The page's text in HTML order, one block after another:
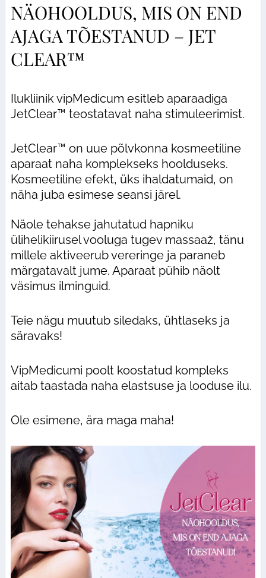
NÄOHOOLDUS, MIS ON END
AJAGA TÕESTANUD – JET
CLEAR™
Ilukliinik vipMedicum esitleb aparaadiga
JetClear™ teostatavat naha stimuleerimist.
JetClear™ on uue põlvkonna kosmeetiline
aparaat naha komplekseks hoolduseks.
Kosmeetiline efekt, üks ihaldatumaid, on
näha juba esimese seansi järel.
Näole tehakse jahutatud hapniku
ülihelikiirusel vooluga tugev massaaž, tänu
millele aktiveerub vereringe ja paraneb
märgatavalt jume. Aparaat pühib näolt
väsimus ilminguid.
Teie nägu muutub siledaks, ühtlaseks ja
säravaks!
VipMedicumi poolt koostatud kompleks
aitab taastada naha elastsuse ja looduse ilu.
Ole esimene, ära maga maha!